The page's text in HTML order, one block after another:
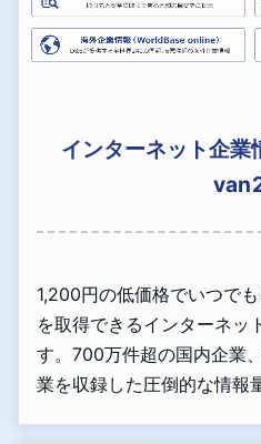
インターネット企
van2
1,200円の低価格でいつで
を取得できるインターネッ
す。700万件超の国内企業
業を収録した圧倒的な情報